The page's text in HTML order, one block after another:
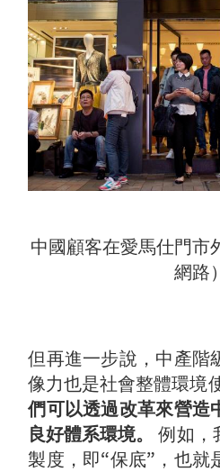
中國顧客在愛馬仕門市
網路）
但再進一步說，中產階
像力也是社會整體環境
們可以透過改革來營造
良好體系環境。
例如，
製度，即“保底”，也就